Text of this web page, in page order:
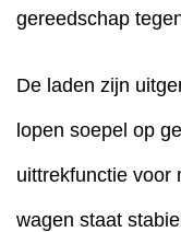
gereedschap
De laden zijn
lopen soepel op
uittrekfunctie voor
wagen staat